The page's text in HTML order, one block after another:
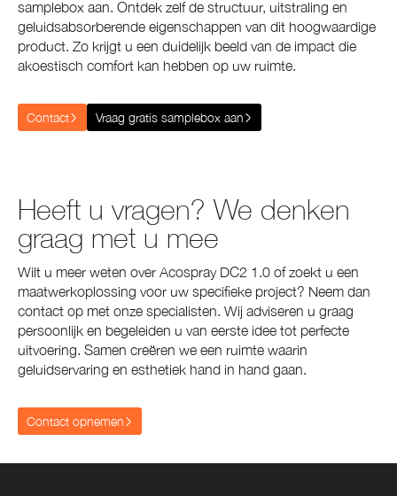
samplebox aan. Ontdek zelf de structuur, uitstraling en
geluidsabsorberende eigenschappen van dit hoogwaardige
product. Zo krijgt u een duidelijk beeld van de impact die
akoestisch comfort kan hebben op uw ruimte.
Contact Vraag gratis samplebox aan
Heeft u vragen? We denken
graag met u mee
Wilt u meer weten over Acospray DC2 1.0 of zoekt u een
maatwerkoplossing voor uw specifieke project? Neem dan
contact op met onze specialisten. Wij adviseren u graag
persoonlijk en begeleiden u van eerste idee tot perfecte
uitvoering. Samen creëren we een ruimte waarin
geluidservaring en esthetiek hand in hand gaan.
Contact opnemen